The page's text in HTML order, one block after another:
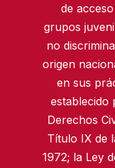
de
grupos
no
origen
en sus
establecido
Derechos
Título IX de
1972; la Ley